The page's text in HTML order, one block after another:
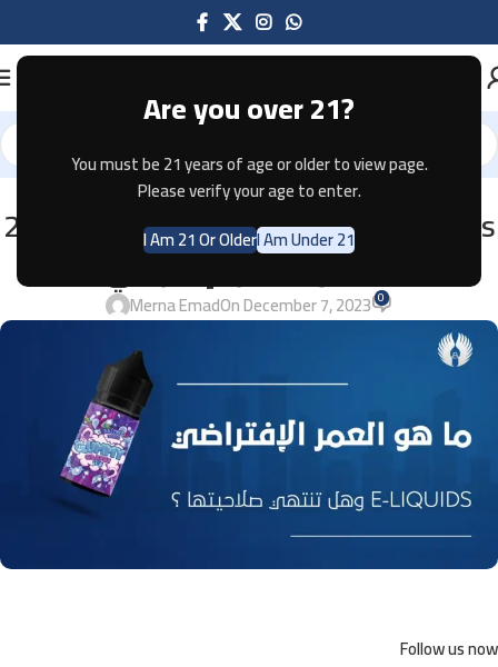
Are you over 21?
You must be 21 years of age or older to view page.
Please verify your age to enter.
I Am 21 Or OlderI Am Under 21
UNCATEGORIZED
وهل تنتهي صلاحيتها ؟2024 E-liquids
ما هو العمر الإفتراضي
Merna EmadOn December 7, 2023 0
Follow us now